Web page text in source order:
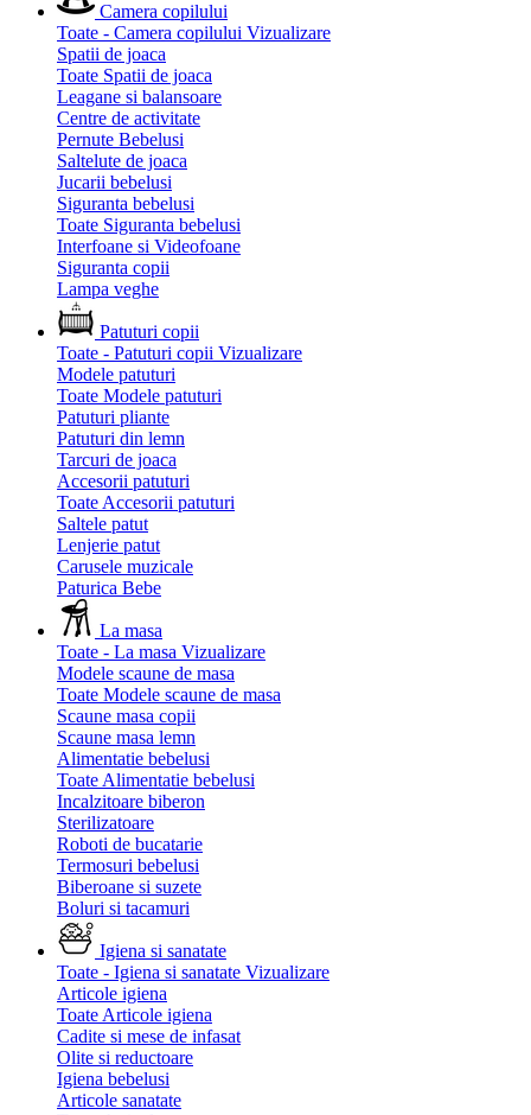
Camera copilului
Toate - Camera copilului Vizualizare
Spatii de joaca
Toate Spatii de joaca
Leagane si balansoare
Centre de activitate
Pernute Bebelusi
Saltelute de joaca
Jucarii bebelusi
Siguranta bebelusi
Toate Siguranta bebelusi
Interfoane si Videofoane
Siguranta copii
Lampa veghe
Patuturi copii
Toate - Patuturi copii Vizualizare
Modele patuturi
Toate Modele patuturi
Patuturi pliante
Patuturi din lemn
Tarcuri de joaca
Accesorii patuturi
Toate Accesorii patuturi
Saltele patut
Lenjerie patut
Carusele muzicale
Paturica Bebe
La masa
Toate - La masa Vizualizare
Modele scaune de masa
Toate Modele scaune de masa
Scaune masa copii
Scaune masa lemn
Alimentatie bebelusi
Toate Alimentatie bebelusi
Incalzitoare biberon
Sterilizatoare
Roboti de bucatarie
Termosuri bebelusi
Biberoane si suzete
Boluri si tacamuri
Igiena si sanatate
Toate - Igiena si sanatate Vizualizare
Articole igiena
Toate Articole igiena
Cadite si mese de infasat
Olite si reductoare
Igiena bebelusi
Articole sanatate